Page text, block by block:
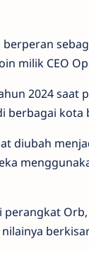
berperan
milik CEO
2024 saat
berbagai kota
diubah